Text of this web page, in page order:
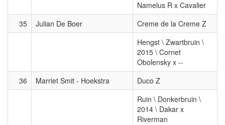
Namelus R x Cavalier
35
Julian De Boer
Creme de la Creme Z
Hengst \ Zwartbruin \
2015 \ Cornet
Obolensky x --
36
Marriet Smit - Hoekstra
Duco Z
Ruin \ Donkerbruin \
2014 \ Dakar x
Riverman